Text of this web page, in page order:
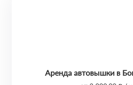
Аренда автовышки в